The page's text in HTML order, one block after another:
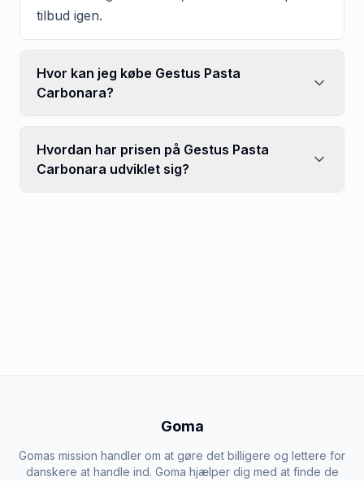
tilbud igen.
Hvor kan jeg købe Gestus Pasta
Carbonara?
Hvordan har prisen på Gestus Pasta
Carbonara udviklet sig?
Goma
Gomas mission handler om at gøre det billigere og lettere for
danskere at handle ind. Goma hjælper dig med at finde de